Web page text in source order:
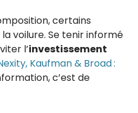
certains
voilure. Se tenir informé
l’investissement
Kaufman & Broad :
c’est de